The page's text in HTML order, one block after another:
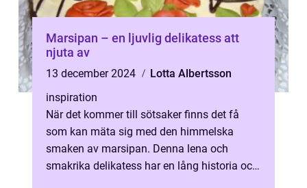
Marsipan – en ljuvlig delikatess att
njuta av
13 december 2024
Lotta Albertsson
inspiration
När det kommer till sötsaker finns det få
som kan mäta sig med den himmelska
smaken av marsipan. Denna lena och
smakrika delikatess har en lång historia och